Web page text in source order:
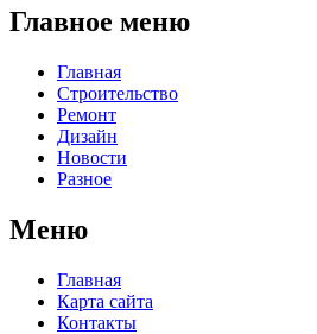
Главное меню
Главная
Строительство
Ремонт
Дизайн
Новости
Разное
Меню
Главная
Карта сайта
Контакты